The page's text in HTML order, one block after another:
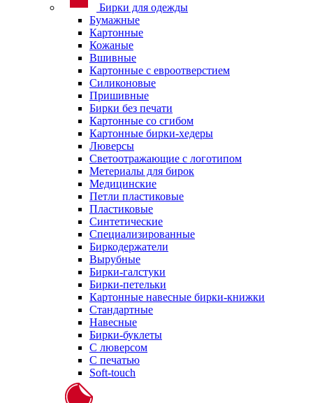
Бирки для одежды
Бумажные
Картонные
Кожаные
Вшивные
Картонные с евроотверстием
Силиконовые
Пришивные
Бирки без печати
Картонные со сгибом
Картонные бирки-хедеры
Люверсы
Светоотражающие с логотипом
Метериалы для бирок
Медицинские
Петли пластиковые
Пластиковые
Синтетические
Специализированные
Биркодержатели
Вырубные
Бирки-галстуки
Бирки-петельки
Картонные навесные бирки-книжки
Стандартные
Навесные
Бирки-буклеты
С люверсом
С печатью
Soft-touch